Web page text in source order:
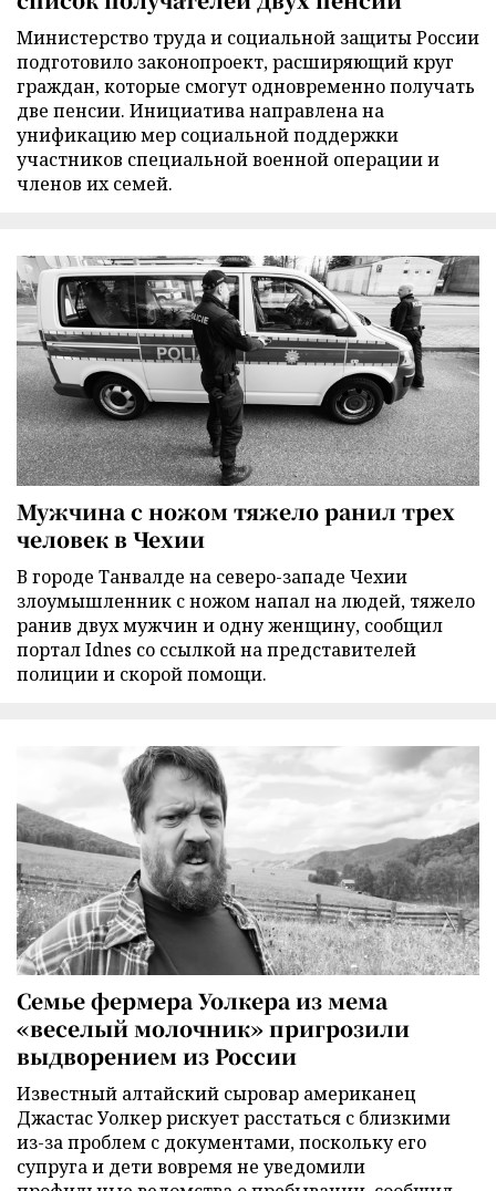
Министерство труда и социальной защиты России
подготовило законопроект, расширяющий круг
граждан, которые смогут одновременно получать
две пенсии. Инициатива направлена на
унификацию мер социальной поддержки
участников специальной военной операции и
членов их семей.
Мужчина с ножом тяжело ранил трех
человек в Чехии
В городе Танвалде на северо-западе Чехии
злоумышленник с ножом напал на людей, тяжело
ранив двух мужчин и одну женщину, сообщил
портал Idnes со ссылкой на представителей
полиции и скорой помощи.
Семье фермера Уолкера из мема
«веселый молочник» пригрозили
выдворением из России
Известный алтайский сыровар американец
Джастас Уолкер рискует расстаться с близкими
из-за проблем с документами, поскольку его
супруга и дети вовремя не уведомили